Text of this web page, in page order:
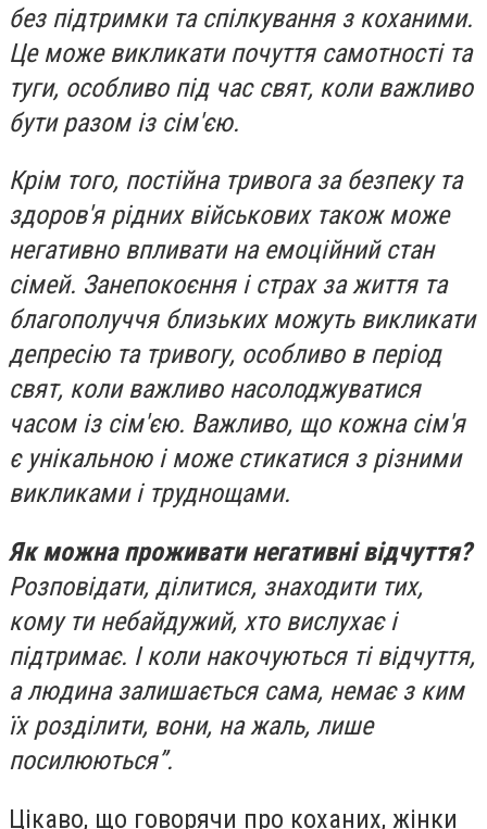
без підтримки та спілкування з коханими.
Це може викликати почуття самотності та
туги, особливо під час свят, коли важливо
бути разом із сім'єю.
Крім того, постійна тривога за безпеку та
здоров'я рідних військових також може
негативно впливати на емоційний стан
сімей. Занепокоєння і страх за життя та
благополуччя близьких можуть викликати
депресію та тривогу, особливо в період
свят, коли важливо насолоджуватися
часом із сім'єю. Важливо, що кожна сім'я
є унікальною і може стикатися з різними
викликами і труднощами.
Як можна проживати негативні відчуття?
Розповідати, ділитися, знаходити тих,
кому ти небайдужий, хто вислухає і
підтримає. І коли накочуються ті відчуття,
а людина залишається сама, немає з ким
їх розділити, вони, на жаль, лише
посилюються”.
Цікаво, що говорячи про коханих, жінки